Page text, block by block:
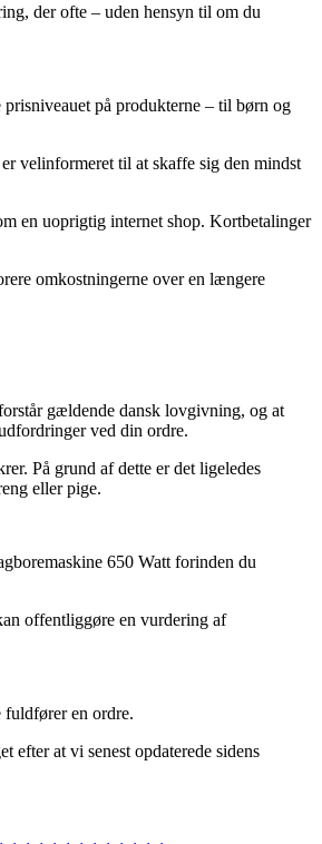
der ofte – uden hensyn til om du
på produkterne – til børn og
velinformeret til at skaffe sig den mindst
en uoprigtig internet shop. Kortbetalinger
omkostningerne over en længere
gældende dansk lovgivning, og at
ved din ordre.
På grund af dette er det ligeledes
eller pige.
650 Watt forinden du
offentliggøre en vurdering af
fuldfører en ordre.
efter at vi senest opdaterede sidens